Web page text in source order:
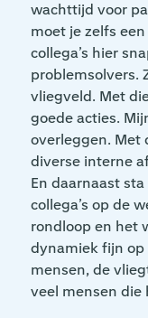
wachttijd voor
moet je zelfs
collega’s hier
problemsolvers.
vliegveld. Met
goede acties.
overleggen. Met
diverse interne
En daarnaast
collega’s op de
rondloop en het
dynamiek fijn op
mensen, de
veel mensen die